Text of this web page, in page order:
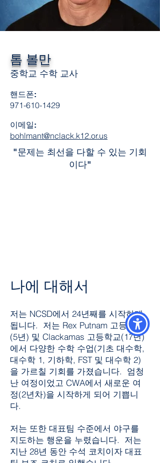
톰 볼만
중학교 수학 교사
핸드폰:
971-610-1429
이메일:
bohlmant@nclack.k12.or.us
"문제는 최선을 다할 수 있는 기회
이다"
나에 대해서
저는 NCSD에서 24년째를 시작하게
됩니다. 저는 Rex Putnam 고등학교
(5년) 및 Clackamas 고등학교(17년)
에서 다양한 수학 수업(기초 대수학,
대수학 1, 기하학, FST 및 대수학 2)
을 가르칠 기회를 가졌습니다. 엄청
난 여정이었고 CWA에서 새로운 여
정(2년차)을 시작하게 되어 기쁩니
다.
저는 또한 대표팀 수준에서 야구를
지도하는 행운을 누렸습니다. 저는
지난 28년 동안 수석 코치이자 대표